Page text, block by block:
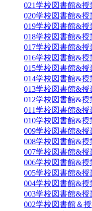
021学校図書館&授
020学校図書館&
019学校図書館&
018学校図書館&
017学校図書館&
016学校図書館&
015学校図書館&
014学校図書館&
013学校図書館&
012学校図書館&
011学校図書館&
010学校図書館&
009学校図書館&
008学校図書館&
007学校図書館&
006学校図書館&
005学校図書館&
004学校図書館&
003学校図書館&
002学校図書館＆